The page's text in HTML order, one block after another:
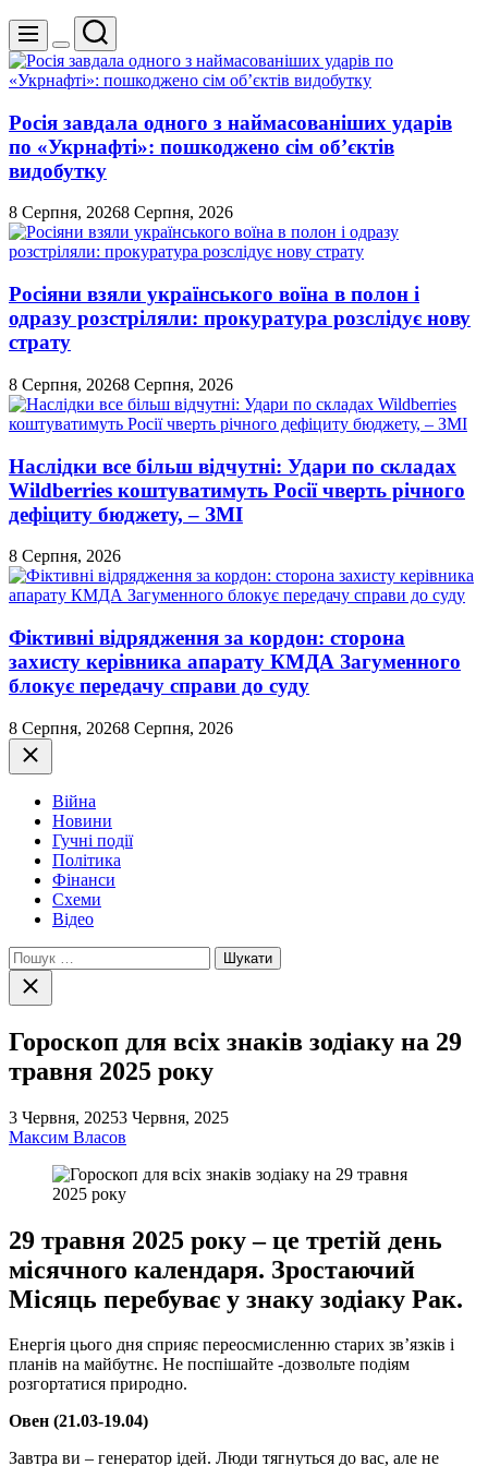
Меню
Перемикач
кольорового
режиму
Пошук
Росія завдала одного з наймасованіших ударів
по «Укрнафті»: пошкоджено сім об’єктів
видобутку
8 Серпня, 20268 Серпня, 2026
Росіяни взяли українського воїна в полон і
одразу розстріляли: прокуратура розслідує нову
страту
8 Серпня, 20268 Серпня, 2026
Наслідки все більш відчутні: Удари по складах
Wildberries коштуватимуть Росії чверть річного
дефіциту бюджету, – ЗМІ
8 Серпня, 2026
Фіктивні відрядження за кордон: сторона
захисту керівника апарату КМДА Загуменного
блокує передачу справи до суду
8 Серпня, 20268 Серпня, 2026
Закрити
Війна
Новини
Гучні події
Політика
Фінанси
Схеми
Відео
Пошук:
Закрити
пошук
Гороскоп для всіх знаків зодіаку на 29
травня 2025 року
3 Червня, 20253 Червня, 2025
Максим Власов
29 травня 2025 року – це третій день
місячного календаря. Зростаючий
Місяць перебуває у знаку зодіаку Рак.
Енергія цього дня сприяє переосмисленню старих зв’язків і
планів на майбутнє. Не поспішайте -дозвольте подіям
розгортатися природно.
Овен (21.03-19.04)
Завтра ви – генератор ідей. Люди тягнуться до вас, але не